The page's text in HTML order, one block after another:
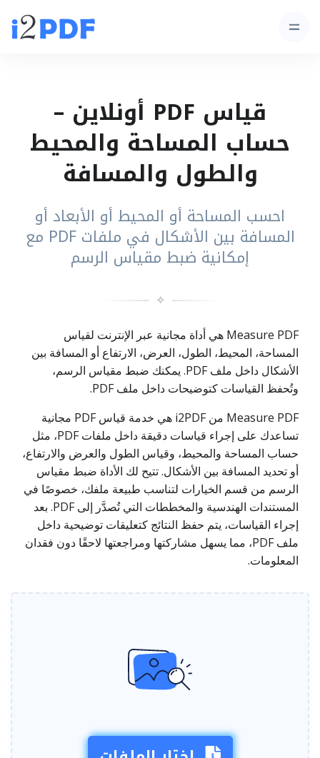
قياس PDF أونلاين –
حساب المساحة والمحيط
والطول والمسافة
احسب المساحة أو المحيط أو الأبعاد أو
المسافة بين الأشكال في ملفات PDF مع
إمكانية ضبط مقياس الرسم
✧
Measure PDF هي أداة مجانية عبر الإنترنت لقياس
المساحة، المحيط، الطول، العرض، الارتفاع أو المسافة بين
الأشكال داخل ملف PDF. يمكنك ضبط مقياس الرسم،
وتُحفظ القياسات كتوضيحات داخل ملف PDF.
Measure PDF من i2PDF هي خدمة قياس PDF مجانية
تساعدك على إجراء قياسات دقيقة داخل ملفات PDF، مثل
حساب المساحة والمحيط، وقياس الطول والعرض والارتفاع،
أو تحديد المسافة بين الأشكال. تتيح لك الأداة ضبط مقياس
الرسم من قسم الخيارات لتناسب طبيعة ملفك، خصوصًا في
المستندات الهندسية والمخططات التي تُصدَّر إلى PDF. بعد
إجراء القياسات، يتم حفظ النتائج كتعليقات توضيحية داخل
ملف PDF، مما يسهل مشاركتها ومراجعتها لاحقًا دون فقدان
المعلومات.